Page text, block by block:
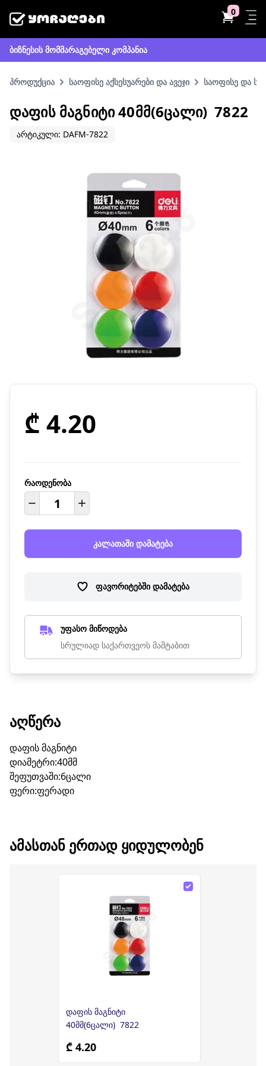
0
ბიზნესის მომმარაგებელი კომპანია
პროდუქცია საოფისე აქსესუარები და ავეჯი საოფისე და
ᲓᲐᲤᲘᲡ ᲛᲐᲒᲜᲘᲢᲘ 40ᲛᲛ(6ᲪᲐᲚᲘ) 7822
არტიკული: DAFM-7822
₾ 4.20
რაოდენობა
კალათაში დამატება
ფავორიტებში დამატება
უფასო მიწოდება
სრულიად საქართვეოს მაშტაბით
ᲐᲦᲬᲔᲠᲐ
დაფის მაგნიტი
დიამეტრი:40მმ
შეფუთვაში:6ცალი
ფერი:ფერადი
ᲐᲛᲐᲡᲗᲐᲜ ᲔᲠᲗᲐᲓ ᲧᲘᲓᲣᲚᲝᲑᲔᲜ
დაფის მაგნიტი
40მმ(6ცალი) 7822
₾ 4.20